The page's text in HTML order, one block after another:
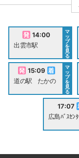
14:00
出雲市駅
マ
ッ
プ
を
見
る
15:09
道の駅 たかの
マ
ッ
プ
を
見
る
17:07
広島ﾊﾞｽｾﾝ